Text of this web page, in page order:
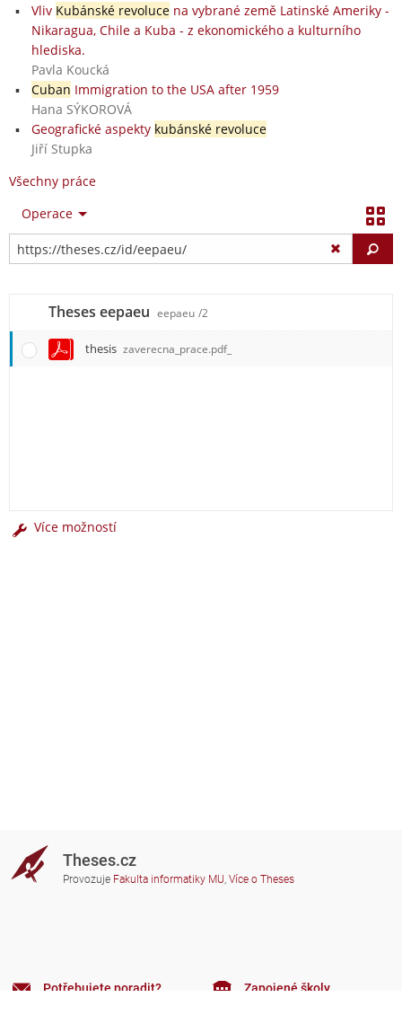
Vliv Kubánské revolucena vybrané země Latinské Ameriky -
Nikaragua, Chile a Kuba - z ekonomického a kulturního
hlediska.
Pavla Koucká
Cuban Immigration to the USA after 1959
Hana SÝKOROVÁ
Geografické aspekty kubánské revoluce
Jiří Stupka
Všechny práce
Operace
Theses eepaeu eepaeu /2
thesis zaverecna_prace.pdf_
Více možností
Theses.cz
Provozuje Fakulta informatiky MU, Více o Theses
Potřebujete poradit? Zapojené školy